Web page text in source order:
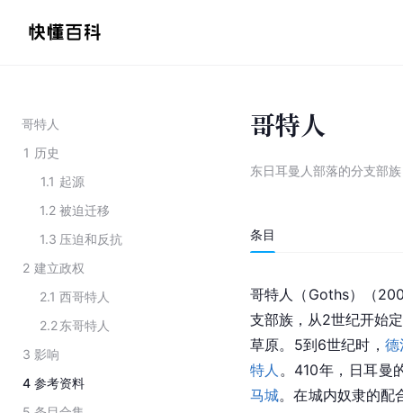
哥特人
1 历史
1.1 起源
1.2 被迫迁移
1.3 压迫和反抗
2 建立政权
2.1 西哥特人
2.2东哥特人
3 影响
4 参考资料
哥特人
东日耳曼人部落的分支部族
条目
哥特人（Goths）（
支部族，从2世纪开始
草原。5到6世纪时， 德
特人 。410年，日耳曼
马城。在城内奴隶的配